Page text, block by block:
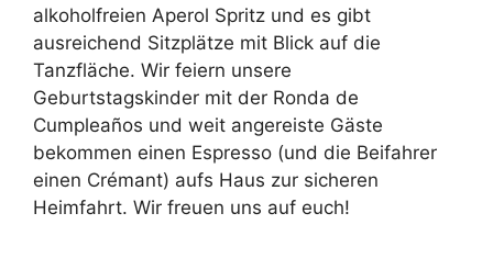
alkoholfreien Aperol Spritz und es gibt
ausreichend Sitzplätze mit Blick auf die
Tanzfläche. Wir feiern unsere
Geburtstagskinder mit der Ronda de
Cumpleaños und weit angereiste Gäste
bekommen einen Espresso (und die Beifahrer
einen Crémant) aufs Haus zur sicheren
Heimfahrt. Wir freuen uns auf euch!